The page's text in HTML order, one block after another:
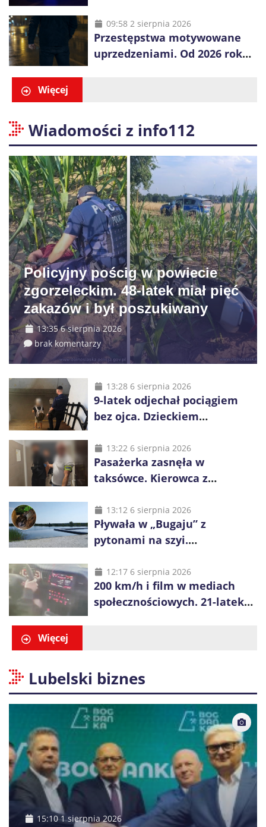
obywatela Ukrainy
09:58 2 sierpnia 2026
Przestępstwa motywowane
uprzedzeniami. Od 2026 roku
Więcej
Wiadomości z info112
Policyjny pościg w powiecie
zgorzeleckim. 48-latek miał pięć
zakazów i był poszukiwany
13:35 6 sierpnia 2026
brak komentarzy
13:28 6 sierpnia 2026
9-latek odjechał pociągiem
bez ojca. Dzieckiem
i kierownik składu
13:22 6 sierpnia 2026
Pasażerka zasnęła w
taksówce. Kierowca z
na obrzeża Wrocławia
13:12 6 sierpnia 2026
Pływała w „Bugaju” z
pytonami na szyi.
12:17 6 sierpnia 2026
200 km/h i film w mediach
społecznościowych. 21-latek
Więcej
Lubelski biznes
15:10 1 sierpnia 2026